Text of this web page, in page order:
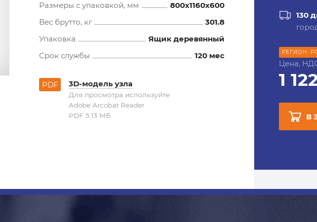
Размеры с упаковкой, мм
800x1160x600
Вес брутто, кг
301.8
Упаковка
Ящик деревянный
Срок службы
120 мес
PDF 3D-модель узла
Для просмотра используйте
Adobe Arcobat Reader
PDF 5.13 MБ
130
РЕГИОН:
Цена,
1
В